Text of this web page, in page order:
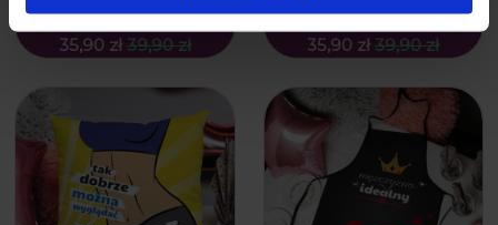
35,90 zł 39,90 zł 35,90 zł 39,90 zł